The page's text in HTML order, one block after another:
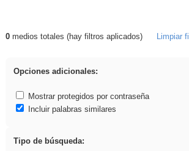
Resultados de: iessanisidro
0medios totales (hay filtros aplicados) Limpiar
Opciones adicionales:
Mostrar protegidos por contraseña
Incluir palabras similares
Tipo de búsqueda: